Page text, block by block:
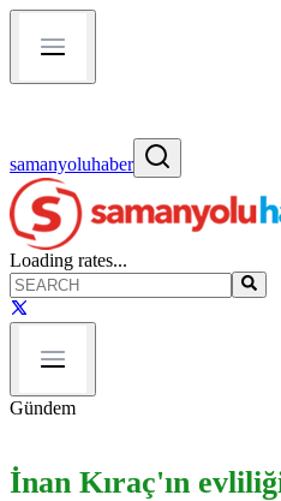
samanyoluhaber
Loading rates...
Gündem
İnan Kıraç'ın